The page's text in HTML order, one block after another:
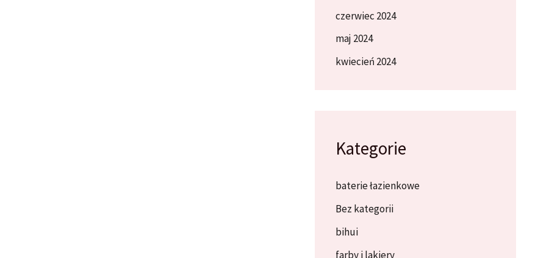
czerwiec 2024
maj 2024
kwiecień 2024
Kategorie
baterie łazienkowe
Bez kategorii
bihui
farby i lakiery